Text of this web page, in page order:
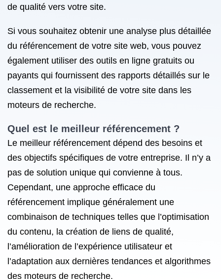
de qualité vers votre site.
Si vous souhaitez obtenir une analyse plus détaillée
du référencement de votre site web, vous pouvez
également utiliser des outils en ligne gratuits ou
payants qui fournissent des rapports détaillés sur le
classement et la visibilité de votre site dans les
moteurs de recherche.
Quel est le meilleur référencement ?
Le meilleur référencement dépend des besoins et
des objectifs spécifiques de votre entreprise. Il n’y a
pas de solution unique qui convienne à tous.
Cependant, une approche efficace du
référencement implique généralement une
combinaison de techniques telles que l’optimisation
du contenu, la création de liens de qualité,
l’amélioration de l’expérience utilisateur et
l’adaptation aux dernières tendances et algorithmes
des moteurs de recherche.